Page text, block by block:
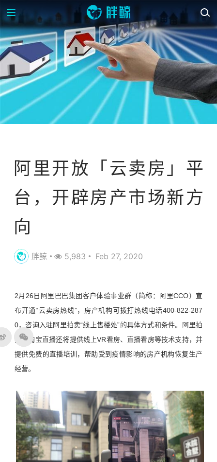
阿里开放「云卖房」平
台，开辟房产市场新方
向
胖鲸 5,983 Feb 27, 2020
2月26日阿里巴巴集团客户体验事业群（简称：阿里CCO）宣
布开通“云卖房热线”，房产机构可拨打热线电话400-822-287
0，咨询入驻阿里拍卖“线上售楼处”的具体方式和条件。阿里拍
卖和淘宝直播还将提供线上VR看房、直播看房等技术支持，并
提供免费的直播培训，帮助受到疫情影响的房产机构恢复生产
经营。